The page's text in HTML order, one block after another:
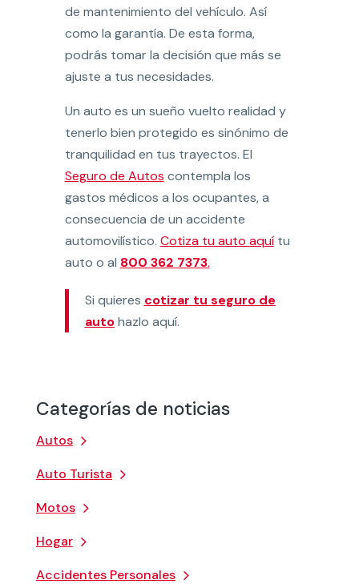
Categorías de noticias
Autos
Auto Turista
Motos
Hogar
Accidentes Personales
de mantenimiento del vehículo. Así
como la garantía. De esta forma,
podrás tomar la decisión que más se
ajuste a tus necesidades.
Un auto es un sueño vuelto realidad y
tenerlo bien protegido es sinónimo de
tranquilidad en tus trayectos. El
Seguro de Autos contempla los
gastos médicos a los ocupantes, a
consecuencia de un accidente
automovilístico. Cotiza tu auto aquítu
auto o al 800 362 7373.
Si quieres cotizar tu seguro de
autohazlo aquí.